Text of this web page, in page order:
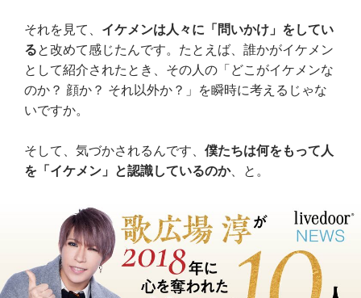
それを見て、 イケメンは人々に「問いかけ」をしてい
ると改めて感じたんです。たとえば、誰かがイケメン
として紹介されたとき、その人の「どこがイケメンな
のか？ 顔か？ それ以外か？」を瞬時に考えるじゃな
いですか。
そして、気づかされるんです、 僕たちは何をもって人
を「イケメン」と認識しているのか、と。